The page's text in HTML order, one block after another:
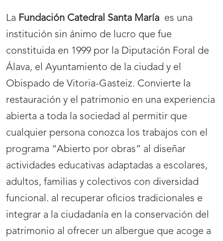
La Fundación Catedral Santa María es una
institución sin ánimo de lucro que fue
constituida en 1999 por la Diputación Foral de
Álava, el Ayuntamiento de la ciudad y el
Obispado de Vitoria-Gasteiz. Convierte la
restauración y el patrimonio en una experiencia
abierta a toda la sociedad al permitir que
cualquier persona conozca los trabajos con el
programa “Abierto por obras” al diseñar
actividades educativas adaptadas a escolares,
adultos, familias y colectivos con diversidad
funcional. al recuperar oficios tradicionales e
integrar a la ciudadanía en la conservación del
patrimonio al ofrecer un albergue que acoge a